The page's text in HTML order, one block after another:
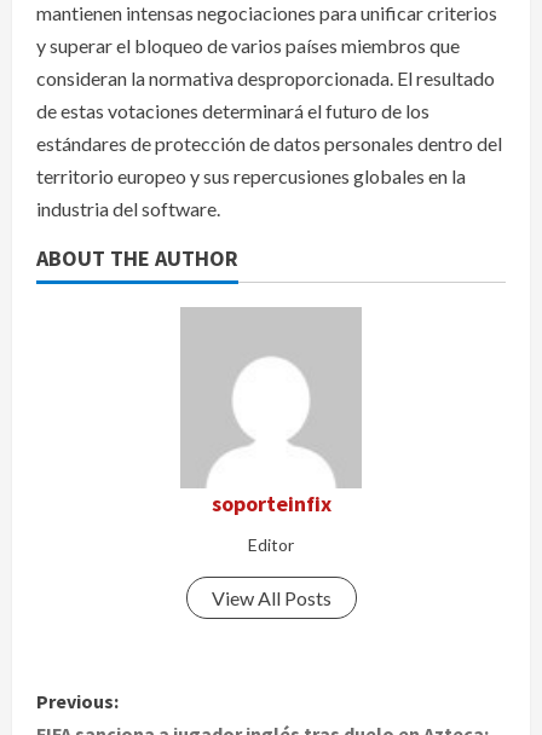
mantienen intensas negociaciones para unificar criterios
y superar el bloqueo de varios países miembros que
consideran la normativa desproporcionada. El resultado
de estas votaciones determinará el futuro de los
estándares de protección de datos personales dentro del
territorio europeo y sus repercusiones globales en la
industria del software.
ABOUT THE AUTHOR
soporteinfix
Editor
View All Posts
P
Previous: